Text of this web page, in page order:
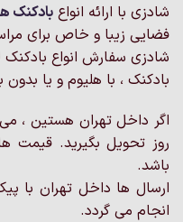
گزینه
ها
ممکن
است
در
محصول
انتخاب
شادزی با ارائه انواع بادکنک‌
فضایی زیبا و خاص برای
شادزی سفارش انواع بادکنک
بادکنک ، با هلیوم و یا
روز تحویل بگیرید.
باشد.
ارسال ها داخل تهران با
انجام می گردد.